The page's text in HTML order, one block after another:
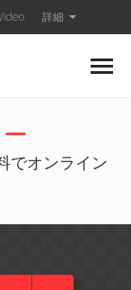
詳細
でオンライン